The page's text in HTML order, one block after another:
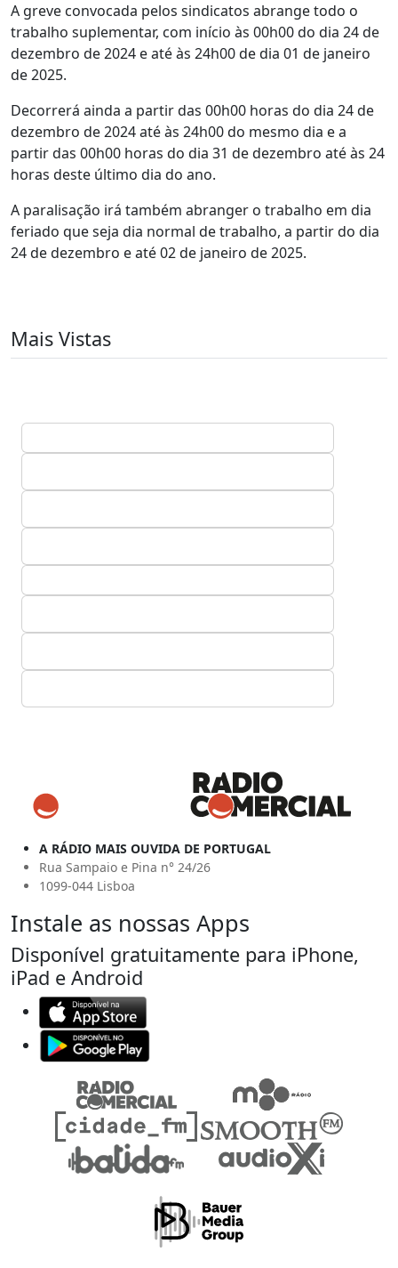
A greve convocada pelos sindicatos abrange todo o
trabalho suplementar, com início às 00h00 do dia 24 de
dezembro de 2024 e até às 24h00 de dia 01 de janeiro
de 2025.
Decorrerá ainda a partir das 00h00 horas do dia 24 de
dezembro de 2024 até às 24h00 do mesmo dia e a
partir das 00h00 horas do dia 31 de dezembro até às 24
horas deste último dia do ano.
A paralisação irá também abranger o trabalho em dia
feriado que seja dia normal de trabalho, a partir do dia
24 de dezembro e até 02 de janeiro de 2025.
Mais Vistas
A RÁDIO MAIS OUVIDA DE PORTUGAL
Rua Sampaio e Pina n° 24/26
1099-044 Lisboa
Instale as nossas Apps
Disponível gratuitamente para iPhone,
iPad e Android